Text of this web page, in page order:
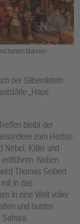
bunten Märkten
der Silberdisteln
„Haus
bleibt der
zum Herbst-
Nebel, Kälte und
Neben
Thomas Seibert
in das
in eine Welt voller
und bunten
Sahara.